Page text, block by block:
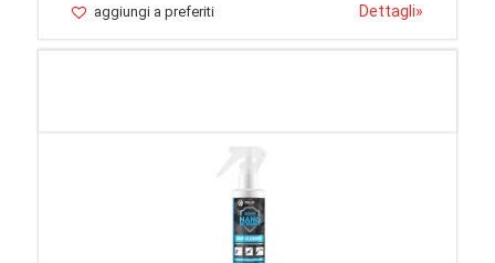
aggiungi a preferiti Dettagli»